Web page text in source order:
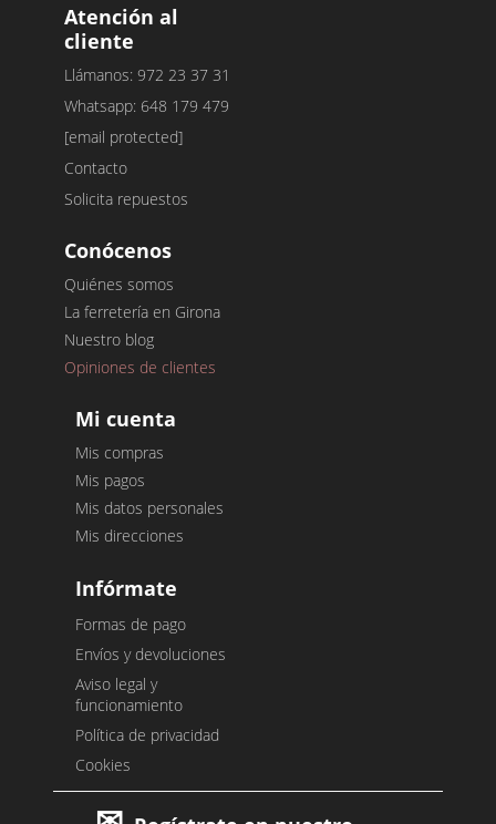
Atención al
cliente
Llámanos: 972 23 37 31
Whatsapp: 648 179 479
[email protected]
Contacto
Solicita repuestos
Conócenos
Quiénes somos
La ferretería en Girona
Nuestro blog
Opiniones de clientes
Mi cuenta
Mis compras
Mis pagos
Mis datos personales
Mis direcciones
Infórmate
Formas de pago
Envíos y devoluciones
Aviso legal y
funcionamiento
Política de privacidad
Cookies